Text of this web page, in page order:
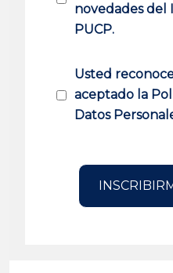
novedades del
PUCP.
Usted
aceptado la
Datos